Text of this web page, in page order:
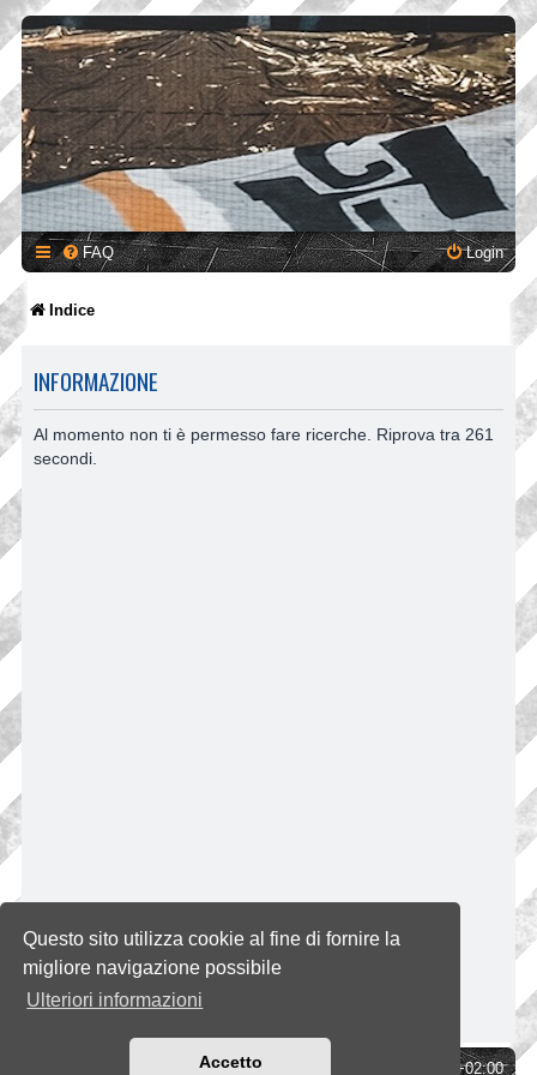
Questo sito utilizza cookie al fine di fornire la
migliore navigazione possibile
Ulteriori informazioni
Accetto
FAQ Login
Indice
INFORMAZIONE
Al momento non ti è permesso fare ricerche. Riprova tra 261
secondi.
UTC+02:00